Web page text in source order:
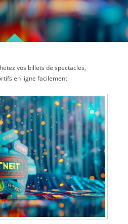
vos billets de spectacles,
en ligne facilement